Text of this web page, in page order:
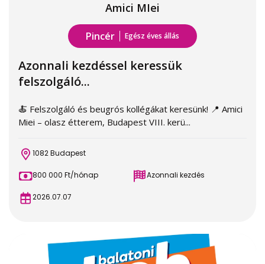
Amici MIei
Pincér Egész éves állás
Azonnali kezdéssel keressük
felszolgáló...
🍝 Felszolgáló és beugrós kollégákat keresünk! 📍 Amici
Miei – olasz étterem, Budapest VIII. kerü...
1082 Budapest
800 000 Ft/hónap Azonnali kezdés
2026.07.07